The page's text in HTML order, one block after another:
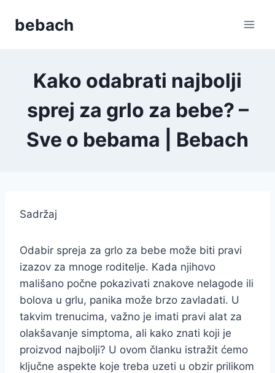
bebach
Kako odabrati najbolji
sprej za grlo za bebe? –
Sve o bebama | Bebach
Sadržaj
Odabir spreja za grlo za bebe može biti pravi
izazov za mnoge roditelje. Kada njihovo
mališano počne pokazivati znakove nelagode ili
bolova u grlu, panika može brzo zavladati. U
takvim trenucima, važno je imati pravi alat za
olakšavanje simptoma, ali kako znati koji je
proizvod najbolji? U ovom članku istražit ćemo
ključne aspekte koje treba uzeti u obzir prilikom